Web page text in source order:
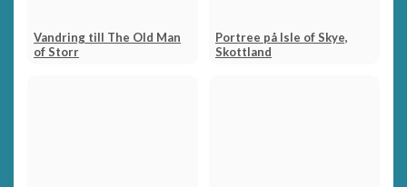
Vandring till The Old Man
of Storr
Portree på Isle of Skye,
Skottland